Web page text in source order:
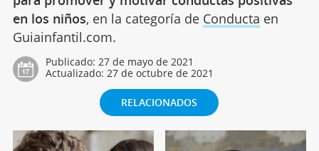
en los niños, en la categoría de Conducta en
Guiainfantil.com.
Publicado: 27 de mayo de 2021
Actualizado: 27 de octubre de 2021
RELACIONADOS